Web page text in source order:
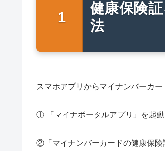
健康保険
法
スマホアプリからマイナンバーカ
① 「マイナポータルアプリ」を起動
②「マイナンバーカードの健康保険